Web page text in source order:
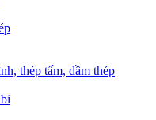
thép tấm, dầm thép